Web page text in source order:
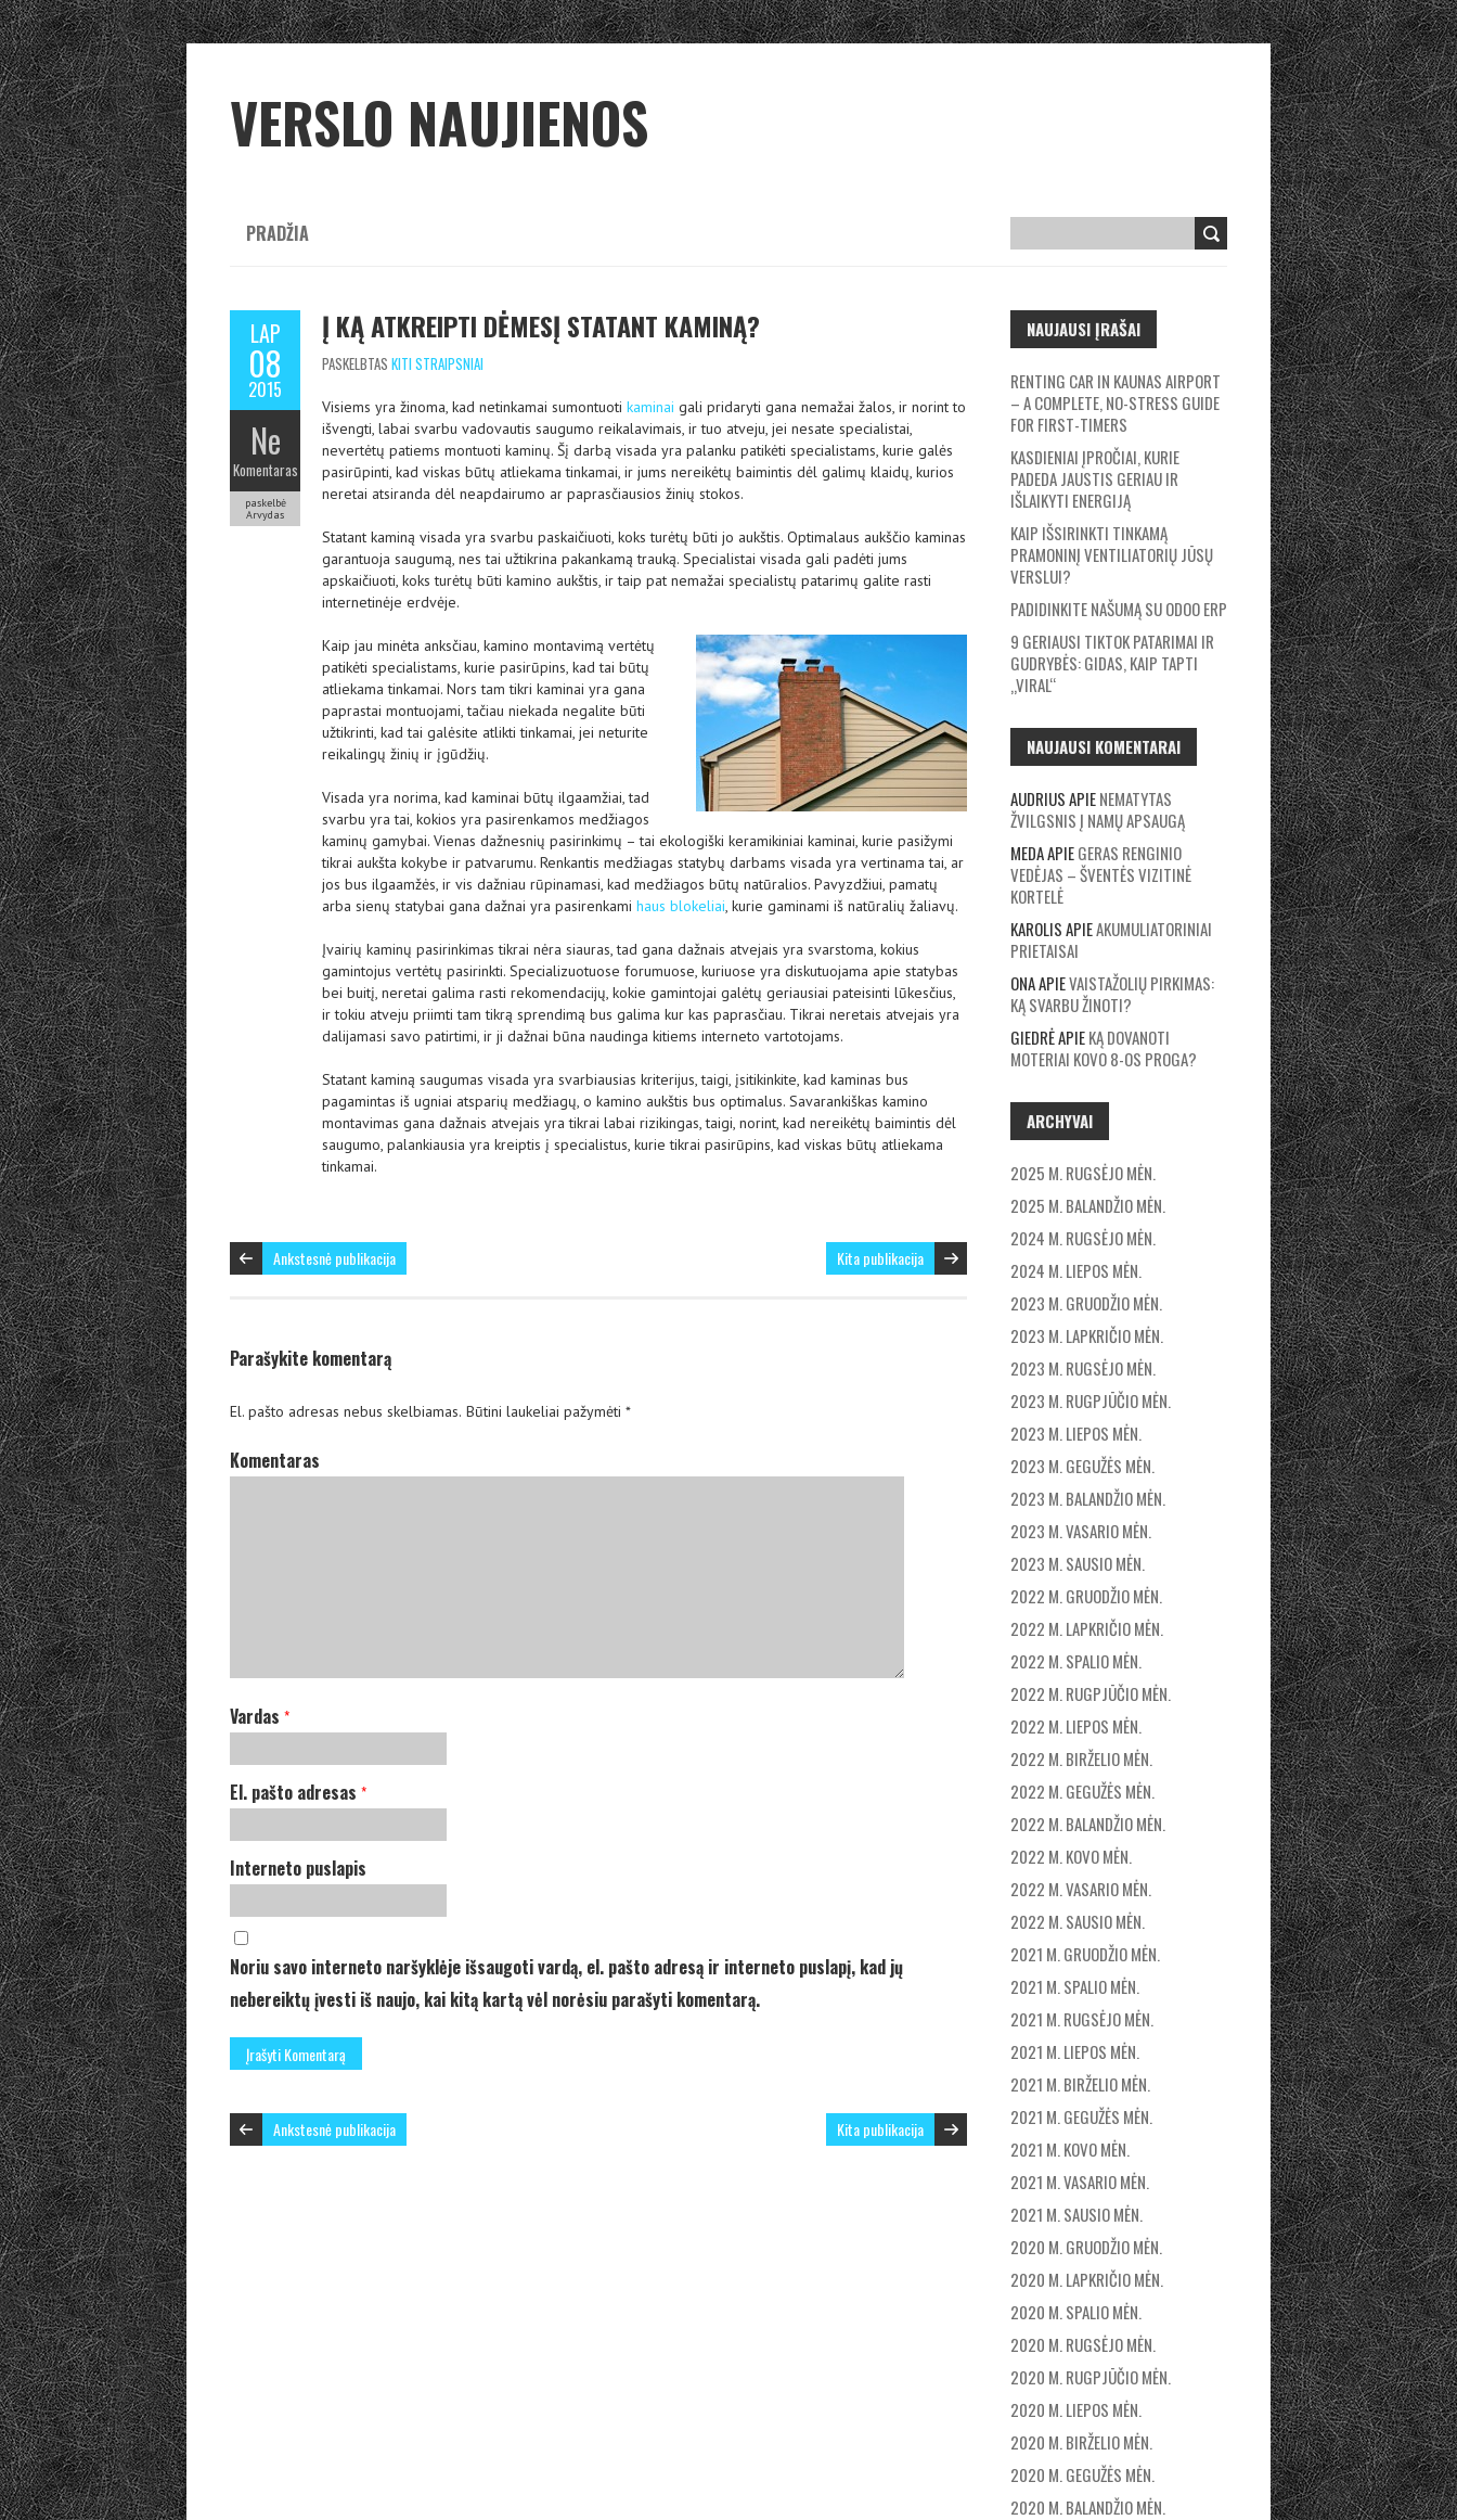
VERSLO NAUJIENOS
PRADŽIA
LAP
08
2015
Ne
Komentaras
paskelbė
Arvydas
Į KĄ ATKREIPTI DĖMESĮ STATANT KAMINĄ?
PASKELBTAS KITI STRAIPSNIAI
Visiems yra žinoma, kad netinkamai sumontuoti kaminai gali pridaryti gana nemažai žalos, ir norint to
išvengti, labai svarbu vadovautis saugumo reikalavimais, ir tuo atveju, jei nesate specialistai,
nevertėtų patiems montuoti kaminų. Šį darbą visada yra palanku patikėti specialistams, kurie galės
pasirūpinti, kad viskas būtų atliekama tinkamai, ir jums nereikėtų baimintis dėl galimų klaidų, kurios
neretai atsiranda dėl neapdairumo ar paprasčiausios žinių stokos.
Statant kaminą visada yra svarbu paskaičiuoti, koks turėtų būti jo aukštis. Optimalaus aukščio kaminas
garantuoja saugumą, nes tai užtikrina pakankamą trauką. Specialistai visada gali padėti jums
apskaičiuoti, koks turėtų būti kamino aukštis, ir taip pat nemažai specialistų patarimų galite rasti
internetinėje erdvėje.
Kaip jau minėta anksčiau, kamino montavimą vertėtų
patikėti specialistams, kurie pasirūpins, kad tai būtų
atliekama tinkamai. Nors tam tikri kaminai yra gana
paprastai montuojami, tačiau niekada negalite būti
užtikrinti, kad tai galėsite atlikti tinkamai, jei neturite
reikalingų žinių ir įgūdžių.
Visada yra norima, kad kaminai būtų ilgaamžiai, tad
svarbu yra tai, kokios yra pasirenkamos medžiagos
kaminų gamybai. Vienas dažnesnių pasirinkimų – tai ekologiški keramikiniai kaminai, kurie pasižymi
tikrai aukšta kokybe ir patvarumu. Renkantis medžiagas statybų darbams visada yra vertinama tai, ar
jos bus ilgaamžės, ir vis dažniau rūpinamasi, kad medžiagos būtų natūralios. Pavyzdžiui, pamatų
arba sienų statybai gana dažnai yra pasirenkami haus blokeliai, kurie gaminami iš natūralių žaliavų.
Įvairių kaminų pasirinkimas tikrai nėra siauras, tad gana dažnais atvejais yra svarstoma, kokius
gamintojus vertėtų pasirinkti. Specializuotuose forumuose, kuriuose yra diskutuojama apie statybas
bei buitį, neretai galima rasti rekomendacijų, kokie gamintojai galėtų geriausiai pateisinti lūkesčius,
ir tokiu atveju priimti tam tikrą sprendimą bus galima kur kas paprasčiau. Tikrai neretais atvejais yra
dalijamasi savo patirtimi, ir ji dažnai būna naudinga kitiems interneto vartotojams.
Statant kaminą saugumas visada yra svarbiausias kriterijus, taigi, įsitikinkite, kad kaminas bus
pagamintas iš ugniai atsparių medžiagų, o kamino aukštis bus optimalus. Savarankiškas kamino
montavimas gana dažnais atvejais yra tikrai labai rizikingas, taigi, norint, kad nereikėtų baimintis dėl
saugumo, palankiausia yra kreiptis į specialistus, kurie tikrai pasirūpins, kad viskas būtų atliekama
tinkamai.
Ankstesnė publikacija Kita publikacija
Parašykite komentarą
El. pašto adresas nebus skelbiamas. Būtini laukeliai pažymėti *
Komentaras
Vardas *
El. pašto adresas *
Interneto puslapis
Noriu savo interneto naršyklėje išsaugoti vardą, el. pašto adresą ir interneto puslapį, kad jų
nebereiktų įvesti iš naujo, kai kitą kartą vėl norėsiu parašyti komentarą.
Ankstesnė publikacija Kita publikacija
NAUJAUSI ĮRAŠAI
RENTING CAR IN KAUNAS AIRPORT
– A COMPLETE, NO-STRESS GUIDE
FOR FIRST-TIMERS
KASDIENIAI ĮPROČIAI, KURIE
PADEDA JAUSTIS GERIAU IR
IŠLAIKYTI ENERGIJĄ
KAIP IŠSIRINKTI TINKAMĄ
PRAMONINĮ VENTILIATORIŲ JŪSŲ
VERSLUI?
PADIDINKITE NAŠUMĄ SU ODOO ERP
9 GERIAUSI TIKTOK PATARIMAI IR
GUDRYBĖS: GIDAS, KAIP TAPTI
„VIRAL“
NAUJAUSI KOMENTARAI
AUDRIUSAPIENEMATYTAS
ŽVILGSNIS Į NAMŲ APSAUGĄ
MEDAAPIEGERAS RENGINIO
VEDĖJAS – ŠVENTĖS VIZITINĖ
KORTELĖ
KAROLISAPIEAKUMULIATORINIAI
PRIETAISAI
ONAAPIEVAISTAŽOLIŲ PIRKIMAS:
KĄ SVARBU ŽINOTI?
GIEDRĖAPIEKĄ DOVANOTI
MOTERIAI KOVO 8-OS PROGA?
ARCHYVAI
2025 M. RUGSĖJO MĖN.
2025 M. BALANDŽIO MĖN.
2024 M. RUGSĖJO MĖN.
2024 M. LIEPOS MĖN.
2023 M. GRUODŽIO MĖN.
2023 M. LAPKRIČIO MĖN.
2023 M. RUGSĖJO MĖN.
2023 M. RUGPJŪČIO MĖN.
2023 M. LIEPOS MĖN.
2023 M. GEGUŽĖS MĖN.
2023 M. BALANDŽIO MĖN.
2023 M. VASARIO MĖN.
2023 M. SAUSIO MĖN.
2022 M. GRUODŽIO MĖN.
2022 M. LAPKRIČIO MĖN.
2022 M. SPALIO MĖN.
2022 M. RUGPJŪČIO MĖN.
2022 M. LIEPOS MĖN.
2022 M. BIRŽELIO MĖN.
2022 M. GEGUŽĖS MĖN.
2022 M. BALANDŽIO MĖN.
2022 M. KOVO MĖN.
2022 M. VASARIO MĖN.
2022 M. SAUSIO MĖN.
2021 M. GRUODŽIO MĖN.
2021 M. SPALIO MĖN.
2021 M. RUGSĖJO MĖN.
2021 M. LIEPOS MĖN.
2021 M. BIRŽELIO MĖN.
2021 M. GEGUŽĖS MĖN.
2021 M. KOVO MĖN.
2021 M. VASARIO MĖN.
2021 M. SAUSIO MĖN.
2020 M. GRUODŽIO MĖN.
2020 M. LAPKRIČIO MĖN.
2020 M. SPALIO MĖN.
2020 M. RUGSĖJO MĖN.
2020 M. RUGPJŪČIO MĖN.
2020 M. LIEPOS MĖN.
2020 M. BIRŽELIO MĖN.
2020 M. GEGUŽĖS MĖN.
2020 M. BALANDŽIO MĖN.